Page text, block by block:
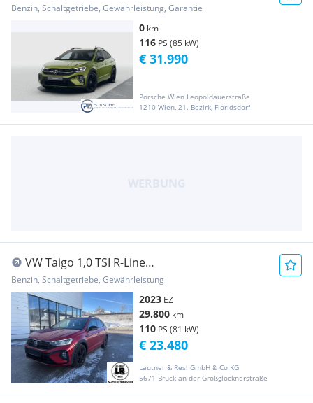
Benzin, Schaltgetriebe, Gewährleistung, Garantie
0 km
116 PS (85 kW)
Porsche Wien Leopoldauerstraße
1210 Wien, 21. Bezirk, Floridsdorf
€ 31.990
VW Taigo 1,0 TSI R-Line
*Navi*Sitzheizung*ACC
Benzin, Schaltgetriebe, Gewährleistung
2023 EZ
29.800 km
110 PS (81 kW)
Lautner & Resl GmbH & Co KG
5671 Bruck an der Großglocknerstraße
€ 23.480